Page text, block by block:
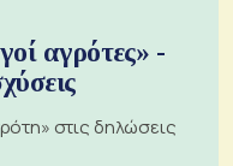
αγρότες» -
στις δηλώσεις